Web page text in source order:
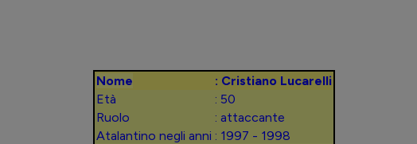
Nome
: Cristiano Lucarelli
Età
: 50
Ruolo
: attaccante
Atalantino negli anni : 1997 - 1998